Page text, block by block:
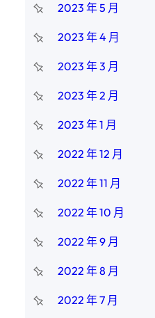
2023 年 5 月
2023 年 4 月
2023 年 3 月
2023 年 2 月
2023 年 1 月
2022 年 12 月
2022 年 11 月
2022 年 10 月
2022 年 9 月
2022 年 8 月
2022 年 7 月